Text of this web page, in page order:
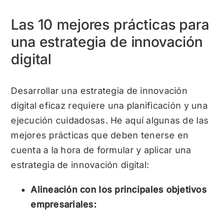
Las 10 mejores prácticas para
una estrategia de innovación
digital
Desarrollar una estrategia de innovación
digital eficaz requiere una planificación y una
ejecución cuidadosas. He aquí algunas de las
mejores prácticas que deben tenerse en
cuenta a la hora de formular y aplicar una
estrategia de innovación digital:
Alineación con los principales objetivos
empresariales: